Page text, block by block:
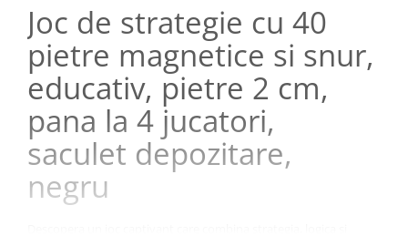
Joc de strategie cu 40
pietre magnetice si snur,
educativ, pietre 2 cm,
pana la 4 jucatori,
saculet depozitare,
negru